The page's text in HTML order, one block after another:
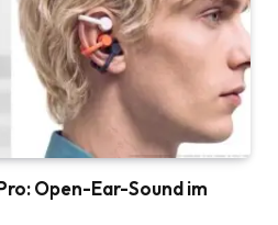
Open-Ear-Sound im